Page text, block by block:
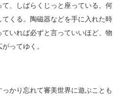
、しばらくじっと座っている。何
くる。陶磁器などを手に入れた時
いれば必ずと言っていいほど、物
ってゆく。
かり忘れて審美世界に遊ぶことも